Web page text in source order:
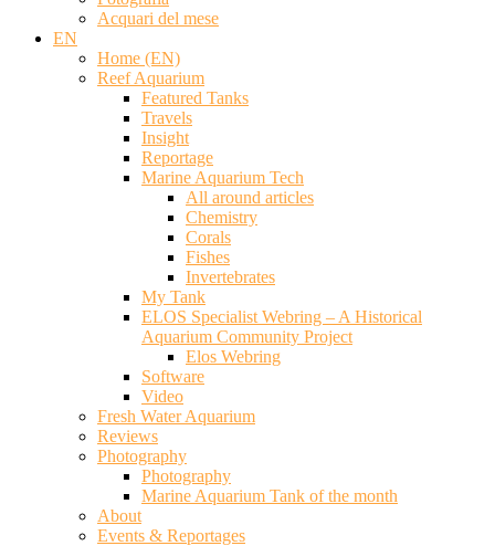
Acquari del mese
EN
Home (EN)
Reef Aquarium
Featured Tanks
Travels
Insight
Reportage
Marine Aquarium Tech
All around articles
Chemistry
Corals
Fishes
Invertebrates
My Tank
ELOS Specialist Webring – A Historical
Aquarium Community Project
Elos Webring
Software
Video
Fresh Water Aquarium
Reviews
Photography
Photography
Marine Aquarium Tank of the month
About
Events & Reportages